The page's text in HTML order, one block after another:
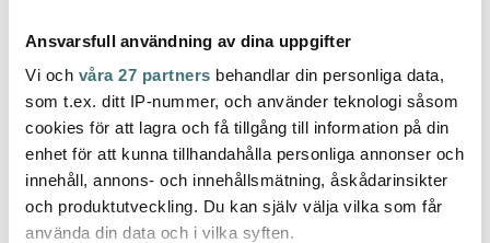
Ansvarsfull användning av dina uppgifter
Vi och våra 27 partners behandlar din personliga data,
som t.ex. ditt IP-nummer, och använder teknologi såsom
cookies för att lagra och få tillgång till information på din
enhet för att kunna tillhandahålla personliga annonser och
innehåll, annons- och innehållsmätning, åskådarinsikter
och produktutveckling. Du kan själv välja vilka som får
använda din data och i vilka syften.
Rörstrand
Swedish Grace Tallrik
27 cm 4-pack Snö
1250 kr
Iittala
Kastehelmi Skål 23 cl
Klar
171 kr
Jonas